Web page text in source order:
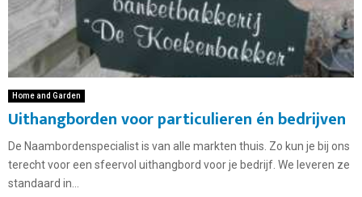
Home and Garden
Uithangborden voor particulieren én bedrijven
De Naambordenspecialist is van alle markten thuis. Zo kun je bij ons
terecht voor een sfeervol uithangbord voor je bedrijf. We leveren ze
standaard in...